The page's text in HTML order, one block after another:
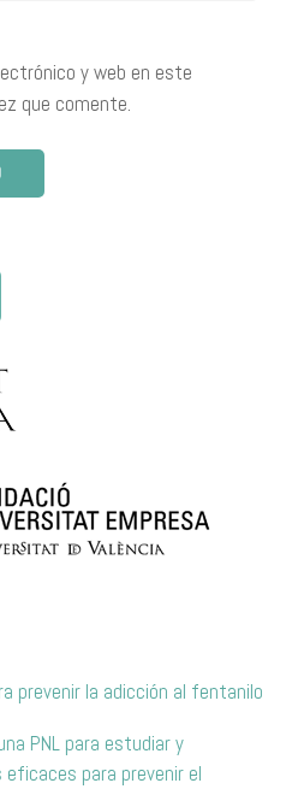
y web en este
que comente.
prevenir la adicción al fentanilo
PNL para estudiar y
para prevenir el